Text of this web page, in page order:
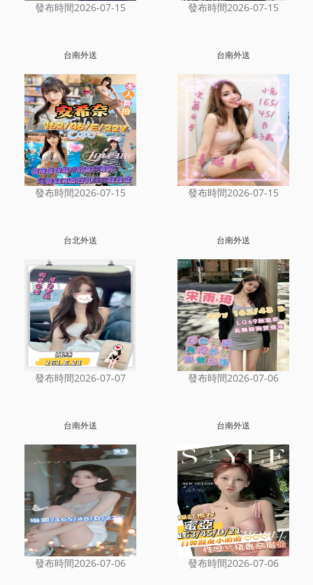
發布時間2026-07-15 發布時間2026-07-15
台南外送
發布時間2026-07-15
台南外送
發布時間2026-07-15
台北外送
發布時間2026-07-07
台南外送
發布時間2026-07-06
台南外送
發布時間2026-07-06
台南外送
發布時間2026-07-06